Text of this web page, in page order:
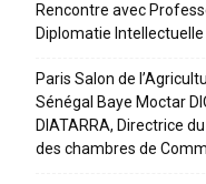
Rencontre avec
Diplomatie Intellectuelle
Paris Salon de
Sénégal Baye Moctar
DIATARRA, Directrice
des chambres de